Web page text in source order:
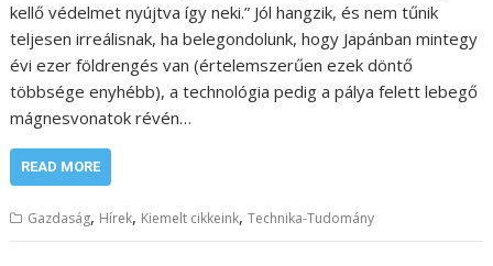
kellő védelmet nyújtva így neki.” Jól hangzik, és nem tűnik
teljesen irreálisnak, ha belegondolunk, hogy Japánban mintegy
évi ezer földrengés van (értelemszerűen ezek döntő
többsége enyhébb), a technológia pedig a pálya felett lebegő
mágnesvonatok révén…
READ MORE
Gazdaság, Hírek, Kiemelt cikkeink,Technika-Tudomány